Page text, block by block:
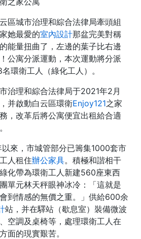
區城市治理和綜合法律局牽頭組
她最愛的室內設計那盆完美對稱
能量扭曲了，左邊的葉子比右邊
公寓分派運動，本次運動將分派
環衛工人（綠化工人）。
治理和綜合法律局于2021年2月
并啟動白云區環衛Enjoy121之家
，改革后將公寓便宜出租給合適
來，市城管部分已籌集1000套市
人租住辦公家具。積極和諧相干
化帶為環衛工人新建560座東西
單元林天秤眼神冰冷：「這就是
到情感的無價之重。」供給600余
站，并在驛站（歇息室）裝備微波
空調及桌椅等，處理環衛工人在
面的現實艱苦。